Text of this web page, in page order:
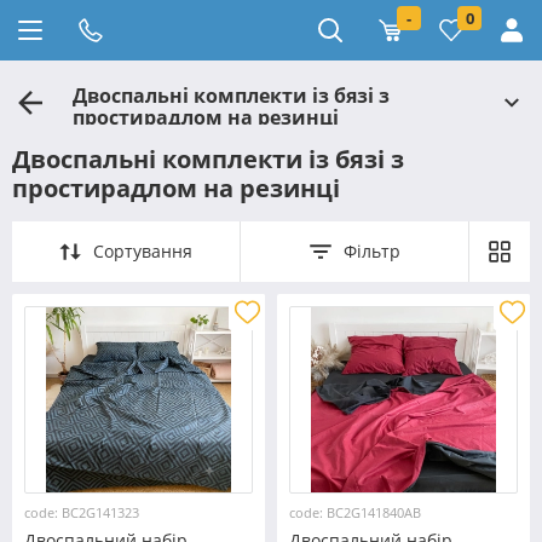
- 0
Двоспальні комплекти із бязі з
простирадлом на резинці
Двоспальні комплекти із бязі з
простирадлом на резинці
Сортування Фільтр
code: BC2G141323 code: BC2G141840АВ